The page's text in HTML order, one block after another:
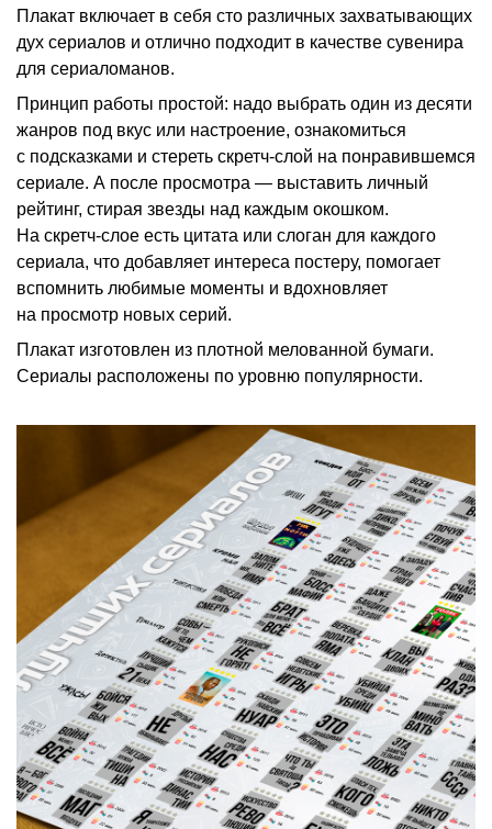
Плакат включает в себя сто различных захватывающих
дух сериалов и отлично подходит в качестве сувенира
для сериаломанов.
Принцип работы простой: надо выбрать один из десяти
жанров под вкус или настроение, ознакомиться
с подсказками и стереть скретч-слой на понравившемся
сериале. А после просмотра — выставить личный
рейтинг, стирая звезды над каждым окошком.
На скретч-слое есть цитата или слоган для каждого
сериала, что добавляет интереса постеру, помогает
вспомнить любимые моменты и вдохновляет
на просмотр новых серий.
Плакат изготовлен из плотной мелованной бумаги.
Сериалы расположены по уровню популярности.